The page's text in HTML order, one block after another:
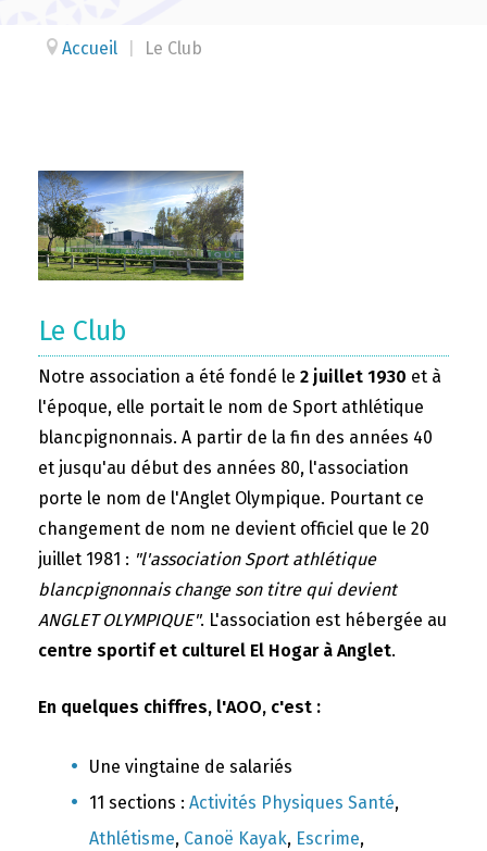
Accueil Le Club
Le Club
Notre association a été fondé le 2 juillet 1930 et à
l'époque, elle portait le nom de Sport athlétique
blancpignonnais. A partir de la fin des années 40
et jusqu'au début des années 80, l'association
porte le nom de l'Anglet Olympique. Pourtant ce
changement de nom ne devient officiel que le 20
juillet 1981 : "l'association Sport athlétique
blancpignonnais change son titre qui devient
ANGLET OLYMPIQUE". L'association est hébergée au
centre sportif et culturel El Hogar à Anglet.
En quelques chiffres, l'AOO, c'est :
Une vingtaine de salariés
11 sections : Activités Physiques Santé,
Athlétisme, Canoë Kayak, Escrime,